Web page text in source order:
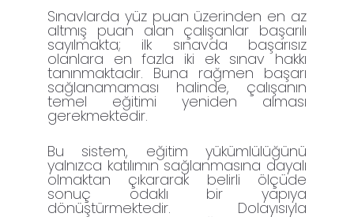
Sınavlarda yüz puan üzerinden en az
altmış puan alan çalışanlar başarılı
sayılmakta; ilk sınavda başarısız
olanlara en fazla iki ek sınav hakkı
tanınmaktadır. Buna rağmen başarı
sağlanamaması halinde, çalışanın
temel eğitimi yeniden alması
gerekmektedir.
Bu sistem, eğitim yükümlülüğünü
yalnızca katılımın sağlanmasına dayalı
olmaktan çıkararak belirli ölçüde
sonuç odaklı bir yapıya
dönüştürmektedir. Dolayısıyla